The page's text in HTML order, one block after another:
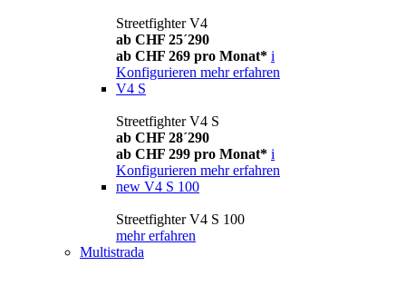
Streetfighter V4
ab CHF 25´290
ab CHF 269 pro Monat* i
Konfigurieren mehr erfahren
V4 S
Streetfighter V4 S
ab CHF 28´290
ab CHF 299 pro Monat* i
Konfigurieren mehr erfahren
new V4 S 100
Streetfighter V4 S 100
mehr erfahren
Multistrada